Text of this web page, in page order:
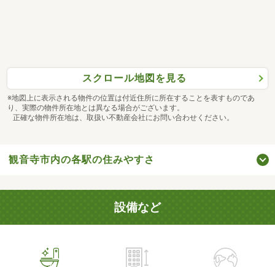
スクロール地図を見る
※地図上に表示される物件の位置は付近住所に所在することを表すものであ
り、実際の物件所在地とは異なる場合がございます。
正確な物件所在地は、取扱い不動産会社にお問い合わせください。
観音寺市内の各駅の住みやすさ
設備など